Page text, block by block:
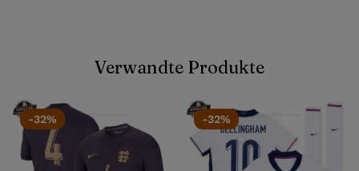
Verwandte Produkte
-32% -32%